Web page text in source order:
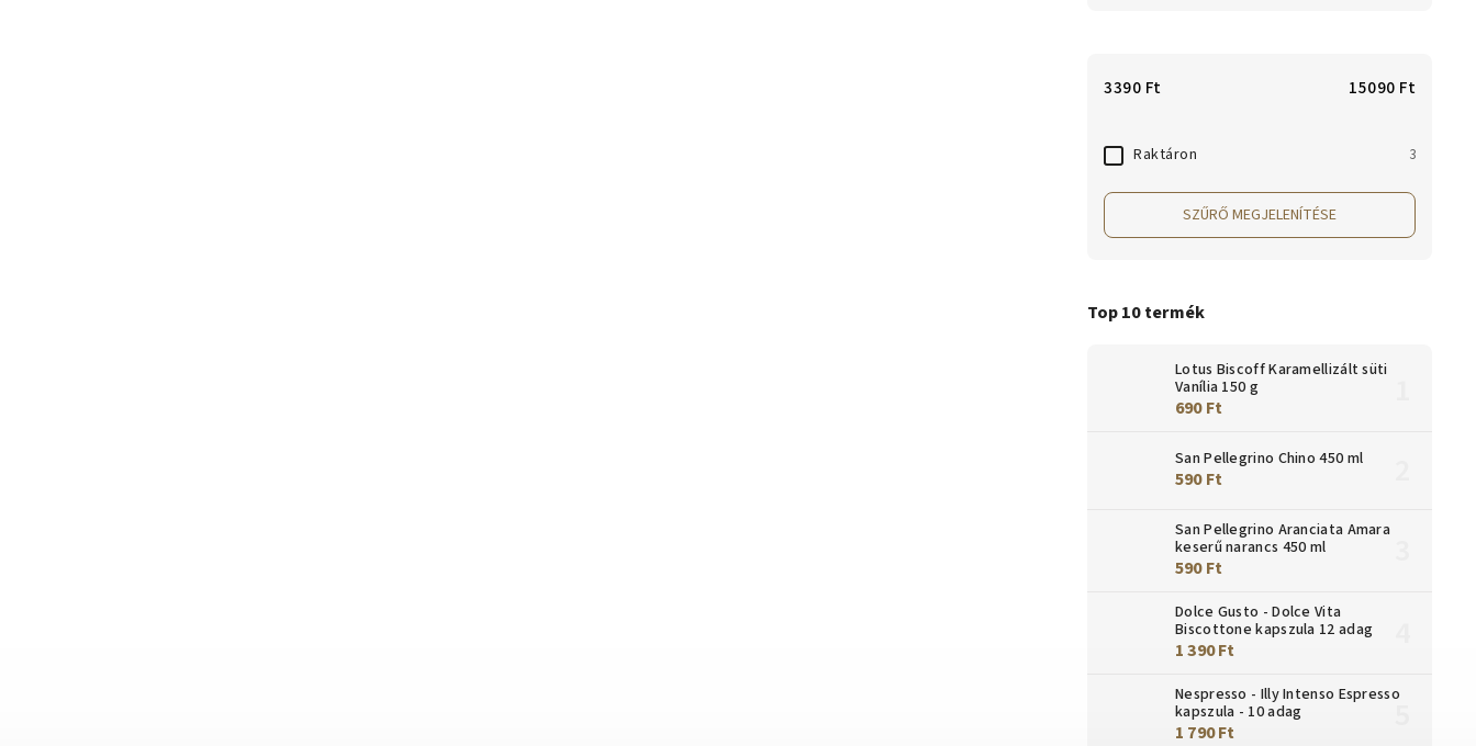
3390 Ft 15090 Ft
Raktáron 3
SZŰRŐ MEGJELENÍTÉSE
Top 10 termék
Lotus Biscoff Karamellizált süti
Vanília 150 g
690 Ft
San Pellegrino Chino 450 ml
590 Ft
San Pellegrino Aranciata Amara
keserű narancs 450 ml
590 Ft
Dolce Gusto - Dolce Vita
Biscottone kapszula 12 adag
1 390 Ft
Nespresso - Illy Intenso Espresso
kapszula - 10 adag
1 790 Ft